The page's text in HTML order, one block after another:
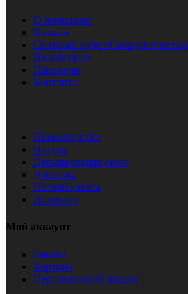
О компании
Каталог
Оптовый отдел/Сотрудничество
Дизайнерам
Партнеры
Контакты
Производство
Латунь
Нержавеющая сталь
Доставка
Полезно знать
Интерьер
Мой аккаунт
Заказы
Корзина
Персональный раздел